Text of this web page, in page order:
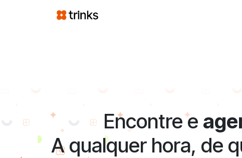
Encontre e
A qualquer hora, de